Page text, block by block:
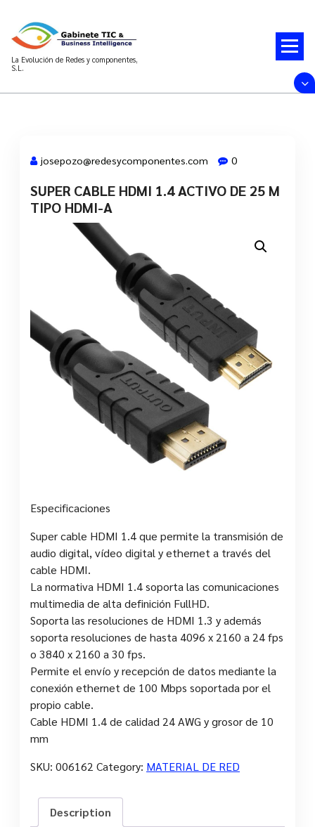
contenido
La Evolución de Redes y componentes,
S.L.
28 Mar, 2022
josepozo@redesycomponentes.com 0
SUPER CABLE HDMI 1.4 ACTIVO DE 25 M
TIPO HDMI-A
Especificaciones
Super cable HDMI 1.4 que permite la transmisión de
audio digital, vídeo digital y ethernet a través del
cable HDMI.
La normativa HDMI 1.4 soporta las comunicaciones
multimedia de alta definición FullHD.
Soporta las resoluciones de HDMI 1.3 y además
soporta resoluciones de hasta 4096 x 2160 a 24 fps
o 3840 x 2160 a 30 fps.
Permite el envío y recepción de datos mediante la
conexión ethernet de 100 Mbps soportada por el
propio cable.
Cable HDMI 1.4 de calidad 24 AWG y grosor de 10
mm
SKU: 006162 Category: MATERIAL DE RED
Description